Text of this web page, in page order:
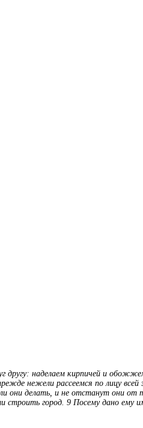
другу: наделаем кирпичей и
нежели рассеемся по лицу всей
они делать, и не отстанут они от
строить город. 9 Посему дано ему